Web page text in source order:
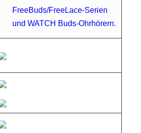
FreeBuds/FreeLace-Serien
und WATCH Buds-Ohrhörern.